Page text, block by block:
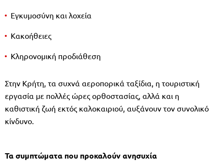
Εγκυμοσύνη και λοχεία
Κακοήθειες
Κληρονομική προδιάθεση
Στην Κρήτη, τα συχνά αεροπορικά ταξίδια, η τουριστική
εργασία με πολλές ώρες ορθοστασίας, αλλά και η
καθιστική ζωή εκτός καλοκαιριού, αυξάνουν τον συνολικό
κίνδυνο.
Τα συμπτώματα που προκαλούν ανησυχία